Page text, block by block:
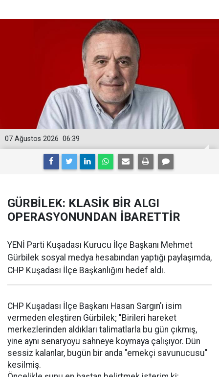
06:39
07 Ağustos 2026
GÜRBİLEK: KLASİK BİR ALGI
OPERASYONUNDAN İBARETTİR
YENİ Parti Kuşadası Kurucu İlçe Başkanı Mehmet
Gürbilek sosyal medya hesabından yaptığı paylaşımda,
CHP Kuşadası İlçe Başkanlığını hedef aldı.
CHP Kuşadası İlçe Başkanı Hasan Sargın'ı isim
vermeden eleştiren Gürbilek; "Birileri hareket
merkezlerinden aldıkları talimatlarla bu gün çıkmış,
yine aynı senaryoyu sahneye koymaya çalışıyor. Dün
sessiz kalanlar, bugün bir anda "emekçi savunucusu"
kesilmiş.